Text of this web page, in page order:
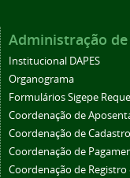
Administração de
Institucional DAPES
Organograma
Formulários Sigepe
Coordenação de
Coordenação de
Coordenação de
Coordenação de